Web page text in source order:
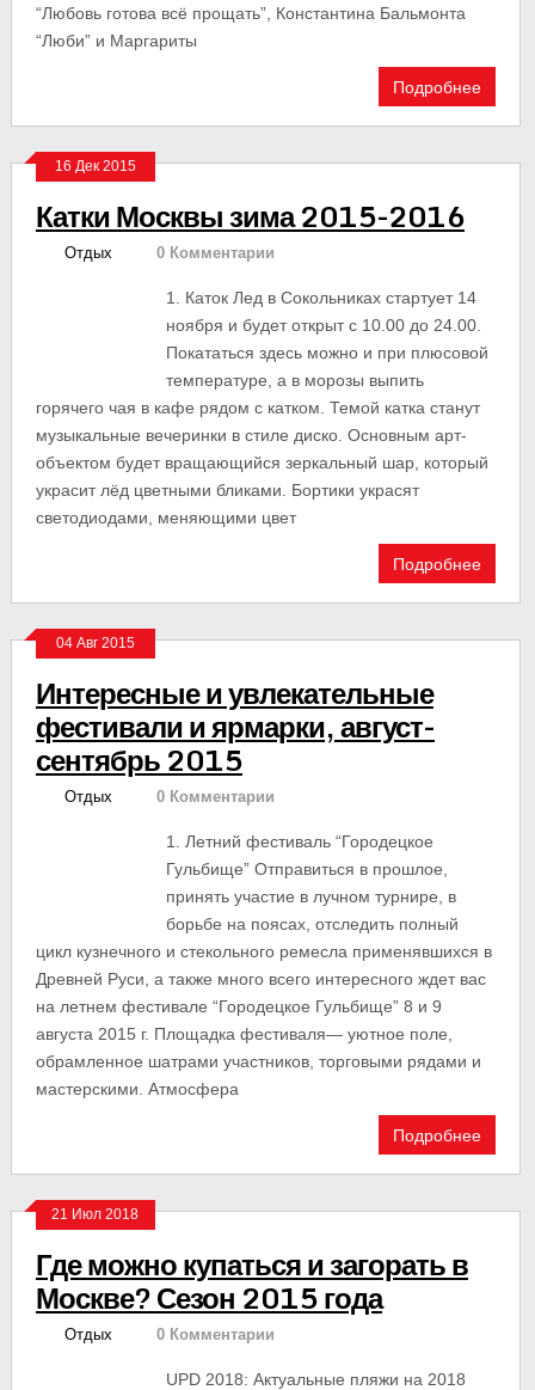
“Любовь готова всё прощать”, Константина Бальмонта
“Люби” и Маргариты
Подробнее
16 Дек 2015
Катки Москвы зима 2015-2016
Отдых 0 Комментарии
1. Каток Лед в Сокольниках стартует 14
ноября и будет открыт с 10.00 до 24.00.
Покататься здесь можно и при плюсовой
температуре, а в морозы выпить
горячего чая в кафе рядом с катком. Темой катка станут
музыкальные вечеринки в стиле диско. Основным арт-
объектом будет вращающийся зеркальный шар, который
украсит лёд цветными бликами. Бортики украсят
светодиодами, меняющими цвет
Подробнее
04 Авг 2015
Интересные и увлекательные
фестивали и ярмарки, август-
сентябрь 2015
Отдых 0 Комментарии
1. Летний фестиваль “Городецкое
Гульбище” Отправиться в прошлое,
принять участие в лучном турнире, в
борьбе на поясах, отследить полный
цикл кузнечного и стекольного ремесла применявшихся в
Древней Руси, а также много всего интересного ждет вас
на летнем фестивале “Городецкое Гульбище” 8 и 9
августа 2015 г. Площадка фестиваля— уютное поле,
обрамленное шатрами участников, торговыми рядами и
мастерскими. Атмосфера
Подробнее
21 Июл 2018
Где можно купаться и загорать в
Москве? Сезон 2015 года
Отдых 0 Комментарии
UPD 2018: Актуальные пляжи на 2018